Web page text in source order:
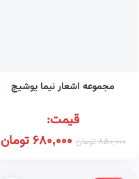
مجموعه اشعار نیما یوشیج
قیمت:
850,000تومان 680,000 تومان